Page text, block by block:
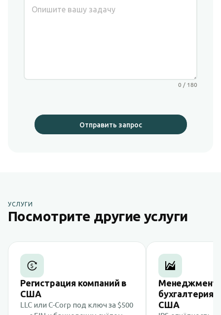
0 / 180
Отправить запрос
УСЛУГИ
Посмотрите другие услуги
Регистрация компаний в
США
LLC или C-Corp под ключ за $500
Менеджмент
бухгалтерия
США